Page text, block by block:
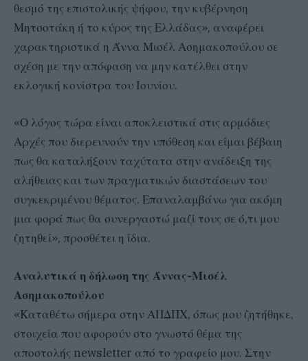
θεσμό της επιστολικής ψήφου, την κυβέρνηση
Μητσοτάκη ή το κύρος της Ελλάδας», αναφέρει
χαρακτηριστικά η Άννα Μισέλ Ασημακοπούλου σε
σχέση με την απόφαση να μην κατέλθει στην
εκλογική κονίστρα του Ιουνίου.
«Ο λόγος τώρα είναι αποκλειστικά στις αρμόδιες
Αρχές που διερευνούν την υπόθεση και είμαι βέβαιη
πως θα καταλήξουν ταχύτατα στην ανάδειξη της
αλήθειας και των πραγματικών διαστάσεων του
συγκεκριμένου θέματος. Επαναλαμβάνω για ακόμη
μια φορά πως θα συνεργαστώ μαζί τους σε ό,τι μου
ζητηθεί», προσθέτει η ίδια.
Αναλυτικά η δήλωση της Άννας-Μισέλ
Ασημακοπούλου
«Καταθέτω σήμερα στην ΑΠΔΠΧ, όπως μου ζητήθηκε,
στοιχεία που αφορούν στο γνωστό θέμα της
αποστολής newsletter από το γραφείο μου. Στην